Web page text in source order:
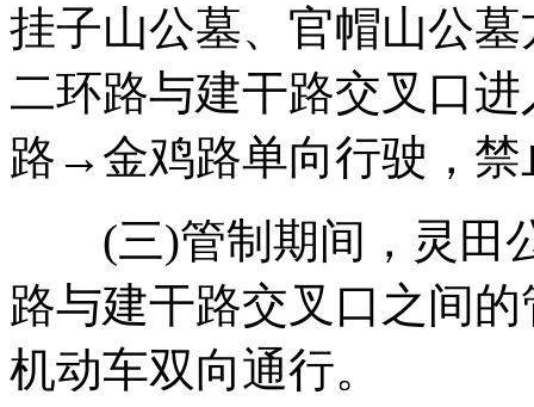
挂子山公墓、官帽山公
二环路与建干路交叉口
路→金鸡路单向行驶，禁
(三)管制期间，灵田
路与建干路交叉口之间
机动车双向通行。